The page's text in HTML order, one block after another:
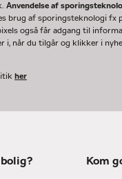
Anvendelse af
af sporingsteknologi fx
også får adgang til
i, når du tilgår og klikker i
her
Kom